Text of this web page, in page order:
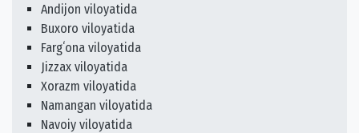
Andijon viloyatida
Buxoro viloyatida
Fargʻona viloyatida
Jizzax viloyatida
Xorazm viloyatida
Namangan viloyatida
Navoiy viloyatida